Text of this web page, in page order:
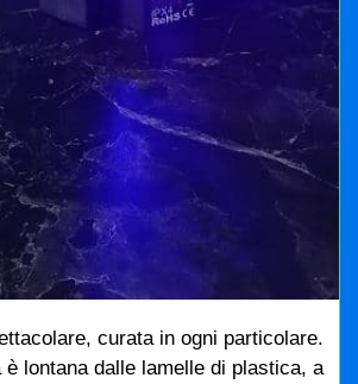
curata in ogni particolare.
è lontana dalle lamelle di plastica, a